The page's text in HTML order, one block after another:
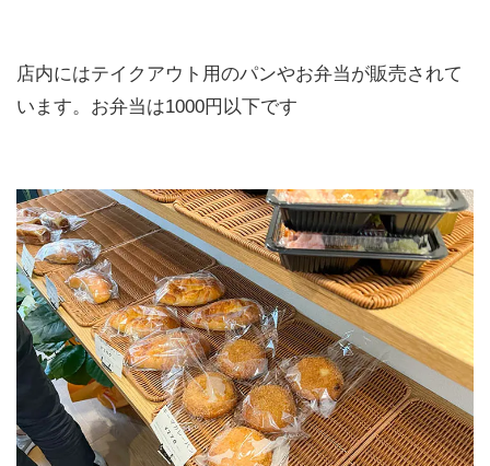
店内にはテイクアウト用のパンやお弁当が販売されて
います。お弁当は1000円以下です